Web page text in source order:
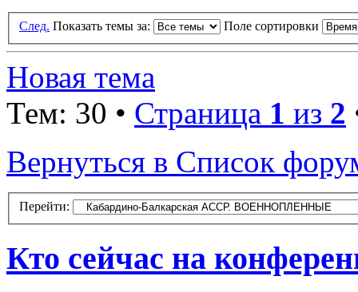
След. Показать темы за: Поле сортировки
Новая тема
Тем: 30 • Страница 1 из 2
Вернуться в Список
Перейти:
Кто сейчас на